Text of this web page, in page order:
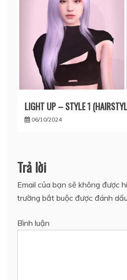
LIGHT UP – STYLE 1
06/10/2024
Trả lời
Email của bạn sẽ không được
trường bắt buộc được đánh dấu
Bình luận